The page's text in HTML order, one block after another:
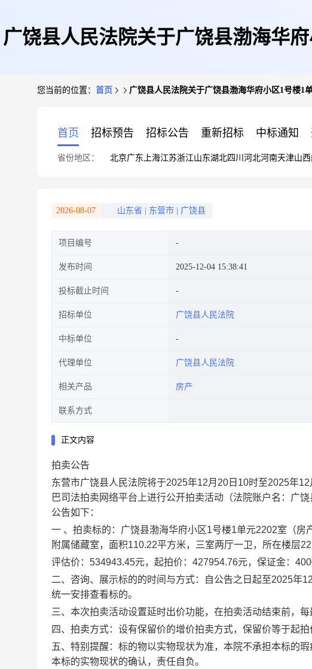
广饶县人民法院关于广饶县渤海华
您当前的位置： 首页 广饶县人民法院关于广饶县渤海华府小区1号楼1
首页 招标预告 招标公告 重新招标 中标通知
省份地区： 北京广东 上海江苏浙江山东湖北四川 河北河南天津山西
2026-08-07 山东省 东营市 广饶县
项目编号
发布时间 2025-12-04 15:38:41
投标截止时间
招标单位 广饶县人民法院
中标单位
代理单位 广饶县人民法院
相关产品 房产
联系方式
正文内容
拍卖公告
东营市广饶县人民法院将于2025年12月20日 10时至2025年12
巴司法拍卖网络平台上进行公开拍卖活动（法院账户名：广饶
公告如下：
一 、拍卖标的：广饶县渤海华府小区1号楼1单元2202室（
附属储藏室，面积110.22平方米，三室两厅一卫，所在楼层22
评估价： 534943.45元，起拍价：427954.76元，保证金：
二、咨询、展示标的的时间与方式：自公告之日起至2025年12
统一安排查看标的。
三、本次拍卖活动设置延时出价功能，在拍卖活动结束前，每
四、拍卖方式：设有保留价的增价拍卖方式，保留价等于起
五、特别提醒：标的物以实物现状为准，本院不承担本标的
本标的实物现状的确认，责任自负。